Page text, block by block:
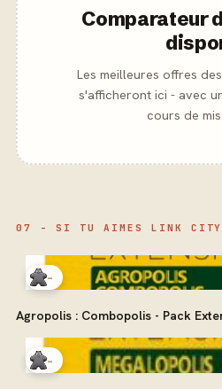
Comparateur
Les meilleures offres
s'afficheront ici - avec
cours de
07 - SI TU AIMES LINK CITY
-
Agropolis : Combopolis - Pack
-